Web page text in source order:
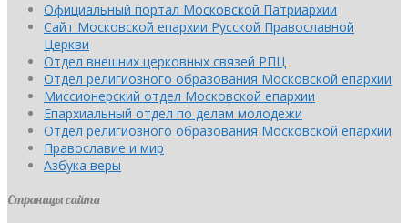
Официальный портал Московской Патриархии
Сайт Московской епархии Русской Православной
Церкви
Отдел внешних церковных связей РПЦ
Отдел религиозного образования Московской епархии
Миссионерский отдел Московской епархии
Епархиальный отдел по делам молодежи
Отдел религиозного образования Московской епархии
Православие и мир
Азбука веры
Страницы сайта